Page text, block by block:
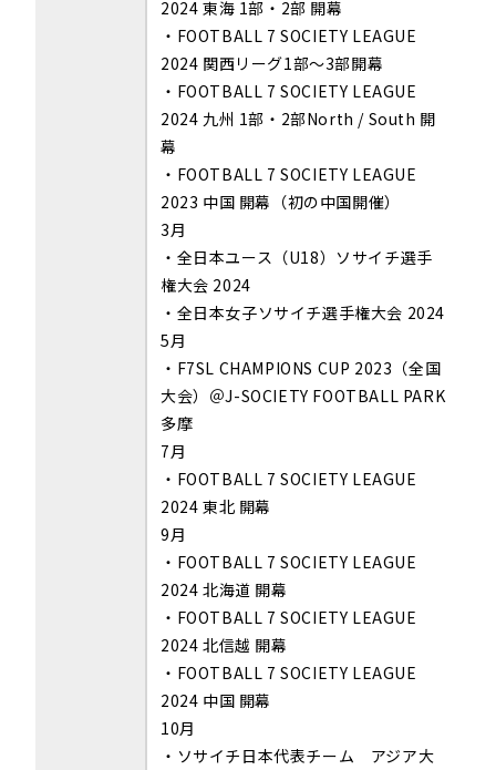
2024 東海 1部・2部 開幕
・ FOOTBALL 7 SOCIETY LEAGUE
2024 関西リーグ1部～3部開幕
・FOOTBALL 7 SOCIETY LEAGUE
2024 九州 1部・2部North / South 開
幕
・FOOTBALL 7 SOCIETY LEAGUE
2023 中国 開幕（初の中国開催）
3月
・全日本ユース（U18）ソサイチ選手
権大会 2024
・全日本女子ソサイチ選手権大会 2024
5月
・F7SL CHAMPIONS CUP 2023（全国
大会）＠J-SOCIETY FOOTBALL PARK
多摩
7月
・FOOTBALL 7 SOCIETY LEAGUE
2024 東北 開幕
9月
・FOOTBALL 7 SOCIETY LEAGUE
2024 北海道 開幕
・FOOTBALL 7 SOCIETY LEAGUE
2024 北信越 開幕
・FOOTBALL 7 SOCIETY LEAGUE
2024 中国 開幕
10月
・ソサイチ日本代表チーム アジア大